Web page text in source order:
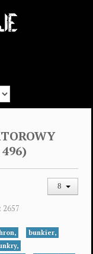
496)
2657
bunkier,